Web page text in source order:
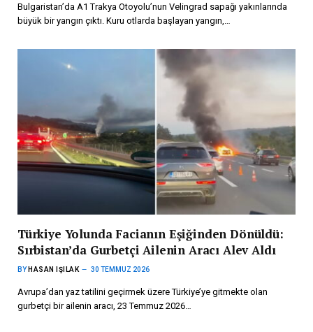
Bulgaristan’da A1 Trakya Otoyolu’nun Velingrad sapağı yakınlarında
büyük bir yangın çıktı. Kuru otlarda başlayan yangın,…
Türkiye Yolunda Facianın Eşiğinden Dönüldü:
Sırbistan’da Gurbetçi Ailenin Aracı Alev Aldı
BY HASAN IŞILAK 30 TEMMUZ 2026
Avrupa’dan yaz tatilini geçirmek üzere Türkiye’ye gitmekte olan
gurbetçi bir ailenin aracı, 23 Temmuz 2026…